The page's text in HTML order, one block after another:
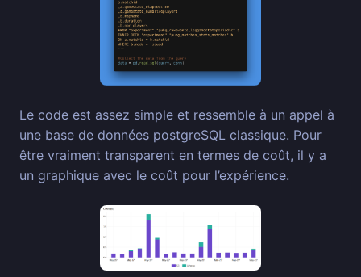
Le code est assez simple et ressemble à un appel à
une base de données postgreSQL classique. Pour
être vraiment transparent en termes de coût, il y a
un graphique avec le coût pour l’expérience.